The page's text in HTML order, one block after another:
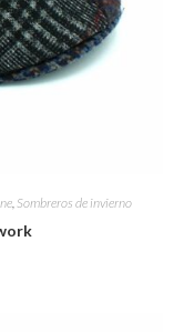
Sombreros de invierno